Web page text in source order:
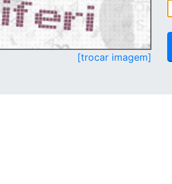
[trocar imagem]